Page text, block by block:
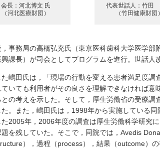
会長：河北博文 氏
（河北医療財団）
代表世話人：竹田
（竹田健康財団）
，事務局の高橋弘充氏（東京医科歯科大学医学
課長）が司会としてプログラムを進行。世話人
嶋田氏は，「現場の行動を変える患者満足度
いても利用者がその良さを理解できなければ
との考えを示した。そして，厚生労働省の受療
た。また，嶋田氏は，1998年から実施している
2005年，2006年度の調査は厚生労働科学研究
を残していた。そこで，同院では，Avedis
），過程（process），結果（outcome）